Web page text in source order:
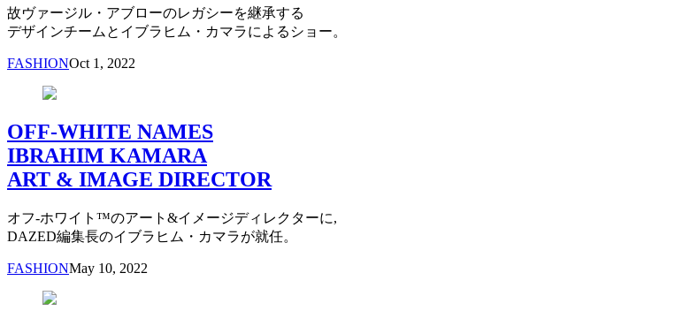
故ヴァージル・アブローのレガシーを継承する
デザインチームとイブラヒム・カマラによるショー。
FASHIONOct 1, 2022
OFF-WHITE NAMES
IBRAHIM KAMARA
ART & IMAGE DIRECTOR
オフ-ホワイト™のアート&イメージディレクターに,
DAZED編集長のイブラヒム・カマラが就任。
FASHIONMay 10, 2022